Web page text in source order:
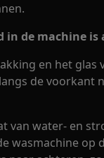
in de machine is
en het glas
de voorkant
van water- en
wasmachine op